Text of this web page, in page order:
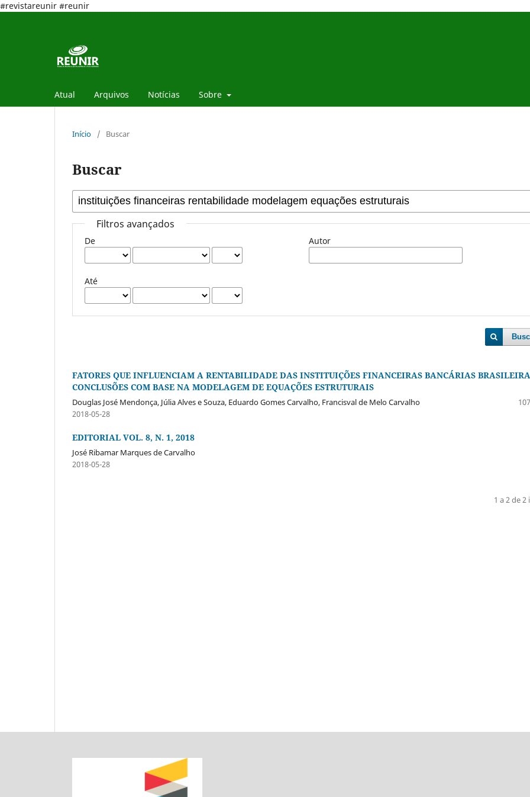
#revistareunir #reunir
Atual Arquivos Notícias Sobre
Início / Buscar
Buscar
Filtros avançados
De
Até
Autor
FATORES QUE INFLUENCIAM A RENTABILIDADE DAS INSTITUIÇÕES FINANCEIRAS BANCÁRIAS
CONCLUSÕES COM BASE NA MODELAGEM DE EQUAÇÕES ESTRUTURAIS
Douglas José Mendonça, Júlia Alves e Souza, Eduardo Gomes Carvalho, Francisval de Melo Carvalho
2018-05-28
EDITORIAL VOL. 8, N. 1, 2018
José Ribamar Marques de Carvalho
2018-05-28
1 a 2 de 2